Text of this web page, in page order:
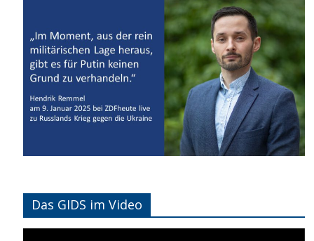
Das GIDS im Video